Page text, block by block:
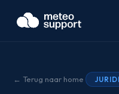
← Terug naar home